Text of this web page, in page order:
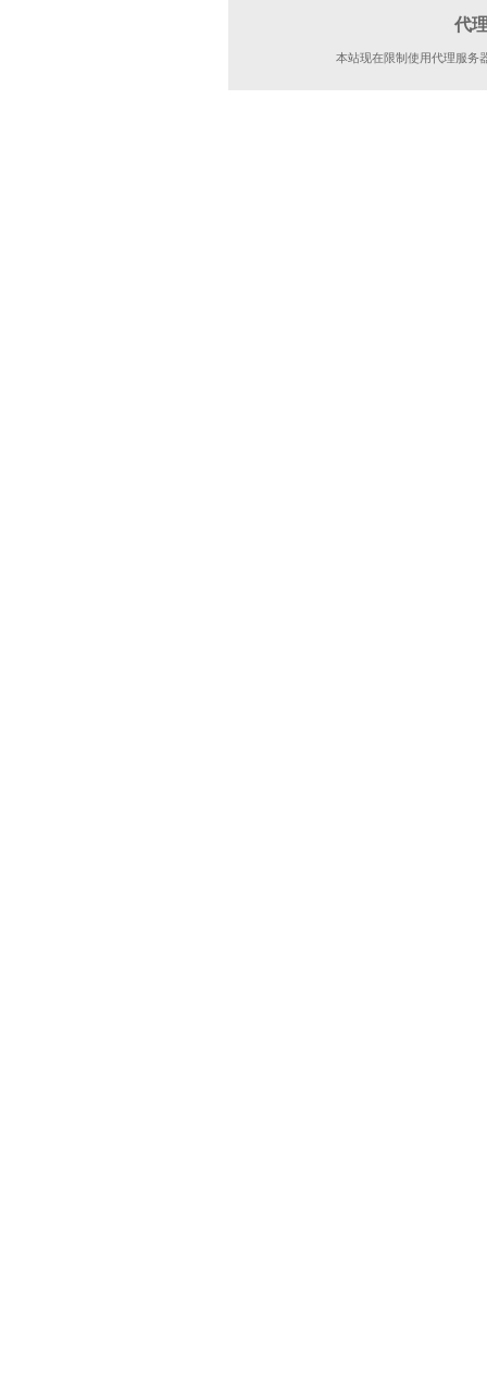
代
本站现在限制使用代理服务